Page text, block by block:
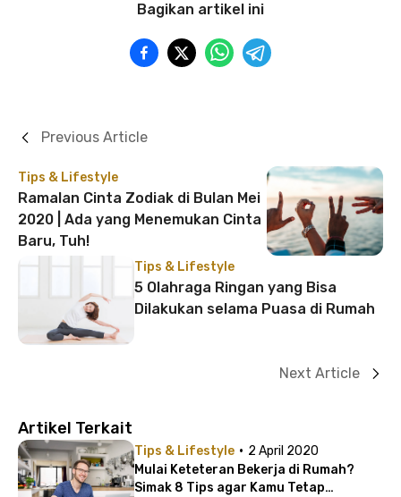
Bagikan artikel ini
Tips & Lifestyle
Ramalan Cinta Zodiak di Bulan Mei
2020 | Ada yang Menemukan Cinta
Baru, Tuh!
Previous Article
Tips & Lifestyle
5 Olahraga Ringan yang Bisa
Dilakukan selama Puasa di Rumah
Next Article
Artikel Terkait
Tips & Lifestyle · 2 April 2020
Mulai Keteteran Bekerja di Rumah?
Simak 8 Tips agar Kamu Tetap